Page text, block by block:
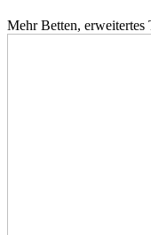
Mehr Betten,